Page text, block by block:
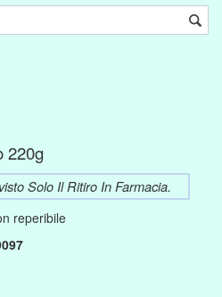
220g
Solo Il Ritiro In Farmacia.
reperibile